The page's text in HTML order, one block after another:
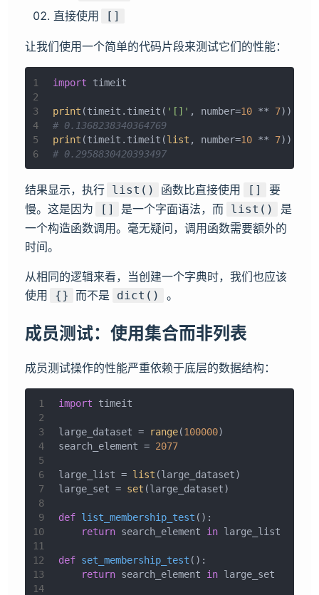
直接使用
[]
让我们使用一个简单的代码片段来测试它们的性能：
1
2
3
4
5
6
import timeit
print (timeit.timeit( '[]' , number=10 ** 7))
# 0.1368238340364769
print (timeit.timeit(list , number=10 ** 7))
# 0.2958830420393497
结果显示，执行 list() 函数比直接使用 []
要
慢。这是因为
[] 是一个字面语法，而 list()
是
一个构造函数调用。毫无疑问，调用函数需要额外的
时间。
从相同的逻辑来看，当创建一个字典时，我们也应该
使用
{} 而不是 dict() 。
成员测试：使用集合而非列表
成员测试操作的性能严重依赖于底层的数据结构：
1
2
3
4
5
6
7
8
9
10
11
12
13
14
import timeit
large_dataset = range(100000)
search_element = 2077
large_list = list (large_dataset)
large_set = set (large_dataset)
def list_membership_test ():
return search_element in large_list
def set_membership_test ():
return search_element in large_set